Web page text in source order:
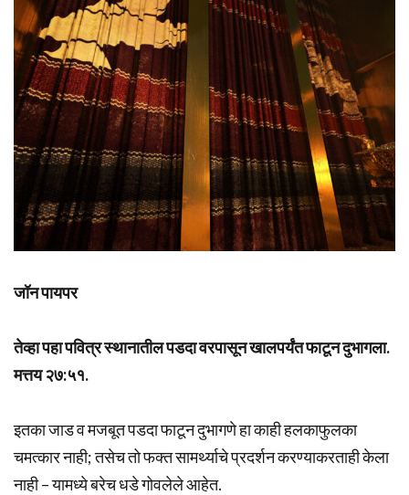
जॉन पायपर
तेव्हा पहा पवित्र स्थानातील पडदा वरपासून खालपर्यंत फाटून दुभागला.
मत्तय २७:५१.
इतका जाड व मजबूत पडदा फाटून दुभागणे हा काही हलकाफुलका
चमत्कार नाही; तसेच तो फक्त सामर्थ्याचे प्रदर्शन करण्याकरताही केला
नाही – यामध्ये बरेच धडे गोवलेले आहेत.